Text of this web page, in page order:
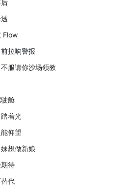
Flow
拉响警报
服请你沙场领教
舱
着光
仰望
想做新娘
待
代